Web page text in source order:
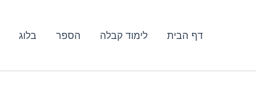
דף הבית
לימוד קבלה הספר בלוג